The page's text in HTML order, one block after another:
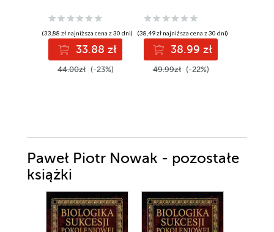
(33,88 zł najniższa cena z 30 dni)
33.88 zł
44.00zł (-23%)
(38,49 zł najniższa cena z 30 dni)
38.99 zł
49.99zł (-22%)
Paweł Piotr Nowak - pozostałe
książki